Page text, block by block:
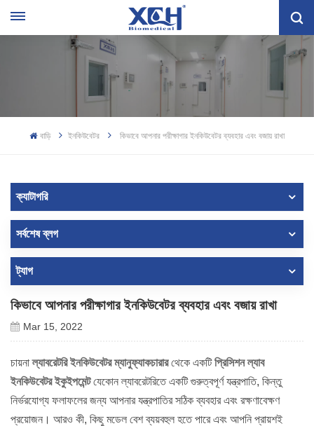
বাড়ি ইনকিউবেটর কিভাবে আপনার পরীক্ষাগার ইনকিউবেটর ব্যবহার এবং বজায় রাখা
ক্যাটাগরি
সর্বশেষ ব্লগ
ট্যাগ
কিভাবে আপনার পরীক্ষাগার ইনকিউবেটর ব্যবহার এবং বজায় রাখা
Mar 15, 2022
চায়নাল্যাবরেটরি ইনকিউবেটর ম্যানুফ্যাকচারারথেকে একটিপ্রিসিশন ল্যাব
ইনকিউবেটর ইকুইপমেন্টযেকোন ল্যাবরেটরিতে একটি গুরুত্বপূর্ণ যন্ত্রপাতি, কিন্তু
নির্ভরযোগ্য ফলাফলের জন্য আপনার যন্ত্রপাতির সঠিক ব্যবহার এবং রক্ষণাবেক্ষণ
প্রয়োজন। আরও কী, কিছু মডেল বেশ ব্যয়বহুল হতে পারে এবং আপনি প্রায়শই